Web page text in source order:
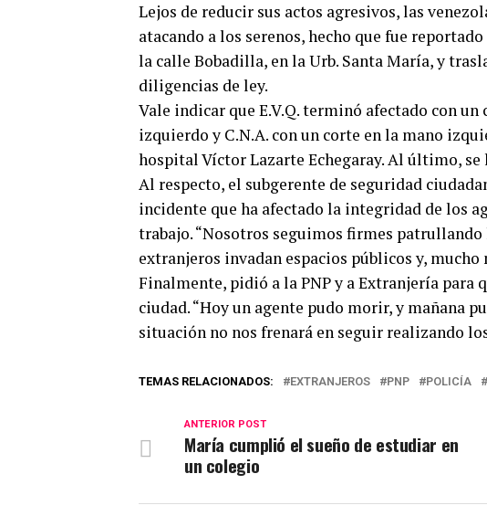
Lejos de reducir sus actos agresivos, las
atacando a los serenos, hecho que fue
la calle Bobadilla, en la Urb. Santa María, y
diligencias de ley.
Vale indicar que E.V.Q. terminó afectado con
izquierdo y C.N.A. con un corte en la mano
hospital Víctor Lazarte Echegaray. Al último,
Al respecto, el subgerente de seguridad
incidente que ha afectado la integridad de los
trabajo. “Nosotros seguimos firmes
extranjeros invadan espacios públicos y, mucho
Finalmente, pidió a la PNP y a Extranjería
ciudad. “Hoy un agente pudo morir, y mañana
situación no nos frenará en seguir realizando
TEMAS RELACIONADOS: EXTRANJEROS PNP POLICÍA
ANTERIOR POST
María cumplió el sueño de estudiar en
un colegio